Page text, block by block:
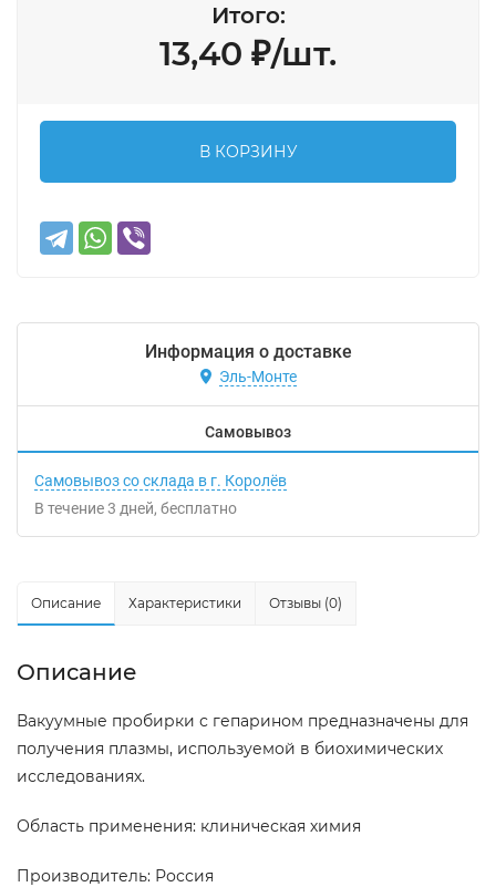
Итого:
13,40 ₽/шт.
В КОРЗИНУ
Информация о доставке
Эль-Монте
Самовывоз
Самовывоз со склада в г. Королёв
В течение3 дней Бесплатно
Описание Характеристики Отзывы (0)
Описание
Вакуумные пробирки с гепарином предназначены для
получения плазмы, используемой в биохимических
исследованиях.
Область применения: клиническая химия
Производитель: Россия